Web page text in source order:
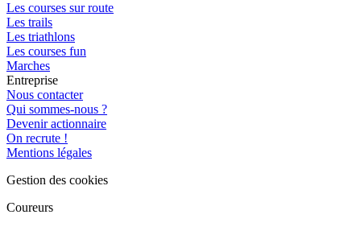
Les courses sur route
Les trails
Les triathlons
Les courses fun
Marches
Entreprise
Nous contacter
Qui sommes-nous ?
Devenir actionnaire
On recrute !
Mentions légales
Gestion des cookies
Coureurs